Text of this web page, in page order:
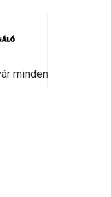
minden